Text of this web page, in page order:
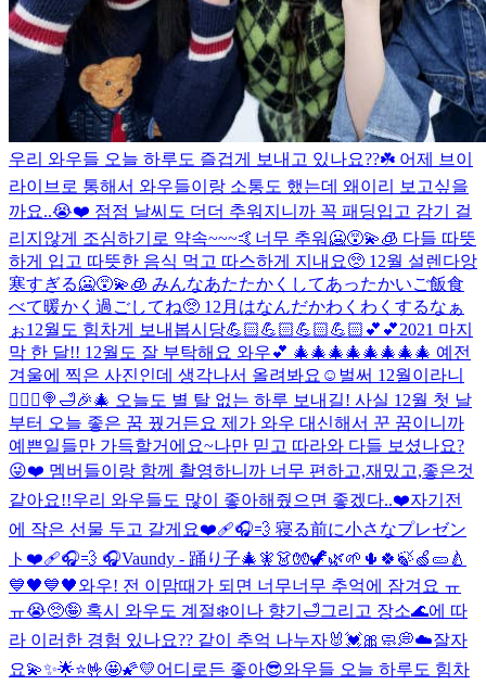
우리 와우들 오늘 하루도 즐겁게 보내고 있나요??☘️ 어제 브이
라이브로 통해서 와우들이랑 소통도 했는데 왜이리 보고싶을
까요..😭❤️ 점점 날씨도 더더 추워지니까 꼭 패딩입고 감기 걸
리지않게 조심하기로 약속~~~🤙 너무 추워🥶😵‍💫🧊 다들 따뜻
하게 입고 따뜻한 음식 먹고 따스하게 지내요🥺 12월 설렌다앙
寒すぎる🥶😵‍💫🧊 みんなあたたかくしてあったかいご飯食
べて暖かく過ごしてね🥺 12月はなんだかわくわくするなぁ
ぉ12월도 힘차게 보내봅시당💪🏻💪🏻💪🏻💪🏻💕💕2021 마지
막 한 달!! 12월도 잘 부탁해요 와우💕 🎄🎄🎄🎄🎄🎄🎄🎄 예전
겨울에 찍은 사진인데 생각나서 올려봐요☺️ 벌써 12월이라니
🧚🏻‍♀️🍭🛁🎉🎄 오늘도 별 탈 없는 하루 보내길! 사실 12월 첫 날
부터 오늘 좋은 꿈 꿨거든요 제가 와우 대신해서 꾼 꿈이니까
예쁜일들만 가득할거에요~나만 믿고 따라와 다들 보셨나요?
😜❤️ 멤버들이랑 함께 촬영하니까 너무 편하고,재밌고,좋은것
같아요!!우리 와우들도 많이 좋아해줬으면 좋겠다..❤️자기전
에 작은 선물 두고 갈게요❤️‍🩹🎧💨 寝る前に小さなプレゼン
ト❤️‍🩹🎧💨 🎧Vaundy - 踊り子🎄🧚👗🧤🦖🌿🌱🌵🍀🍃🍏🥒🍐
💙🖤💙🖤와우! 전 이맘때가 되면 너무너무 추억에 잠겨요 ㅠ
ㅠ😭🥺🤪 혹시 와우도 계절❄️이나 향기🛁그리고 장소🌊에 따
라 이러한 경험 있나요?? 같이 추억 나누자🐰💓🎀 🧼💭☁️잘자
요💫✨🌟⭐️🤟🤩🌠💛어디로든 좋아😎와우들 오늘 하루도 힘차